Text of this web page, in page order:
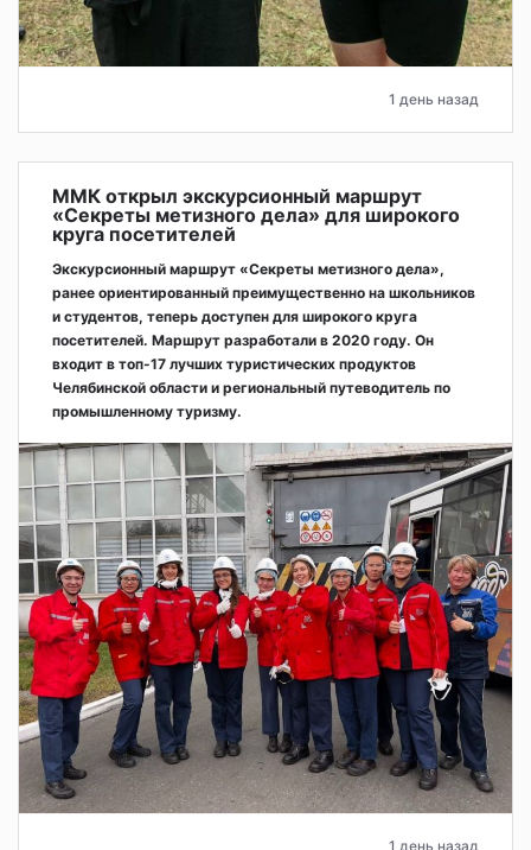
1 день назад
ММК открыл экскурсионный маршрут
«Секреты метизного дела» для широкого
круга посетителей
Экскурсионный маршрут «Секреты метизного дела»,
ранее ориентированный преимущественно на школьников
и студентов, теперь доступен для широкого круга
посетителей. Маршрут разработали в 2020 году. Он
входит в топ-17 лучших туристических продуктов
Челябинской области и региональный путеводитель по
промышленному туризму.
1 день назад